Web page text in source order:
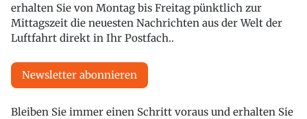
erhalten Sie von Montag bis Freitag pünktlich zur
Mittagszeit die neuesten Nachrichten aus der Welt der
Luftfahrt direkt in Ihr Postfach..
Newsletter abonnieren
Bleiben Sie immer einen Schritt voraus und erhalten Sie